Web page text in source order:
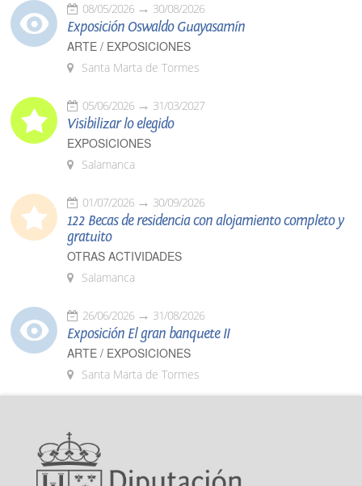
08/05/2026 30/08/2026
Exposición Oswaldo Guayasamín
ARTE / EXPOSICIONES
Santa Marta de Tormes
05/06/2026 31/03/2027
Visibilizar lo elegido
EXPOSICIONES
Salamanca
01/07/2026 30/09/2026
122 Becas de residencia con alojamiento completo y
gratuito
OTRAS ACTIVIDADES
Salamanca
26/06/2026 31/08/2026
Exposición El gran banquete II
ARTE / EXPOSICIONES
Santa Marta de Tormes